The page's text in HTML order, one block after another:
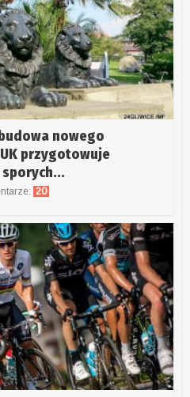
nowego
przygotowuje
20